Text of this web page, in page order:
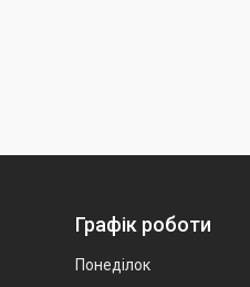
Графік роботи
Понеділок